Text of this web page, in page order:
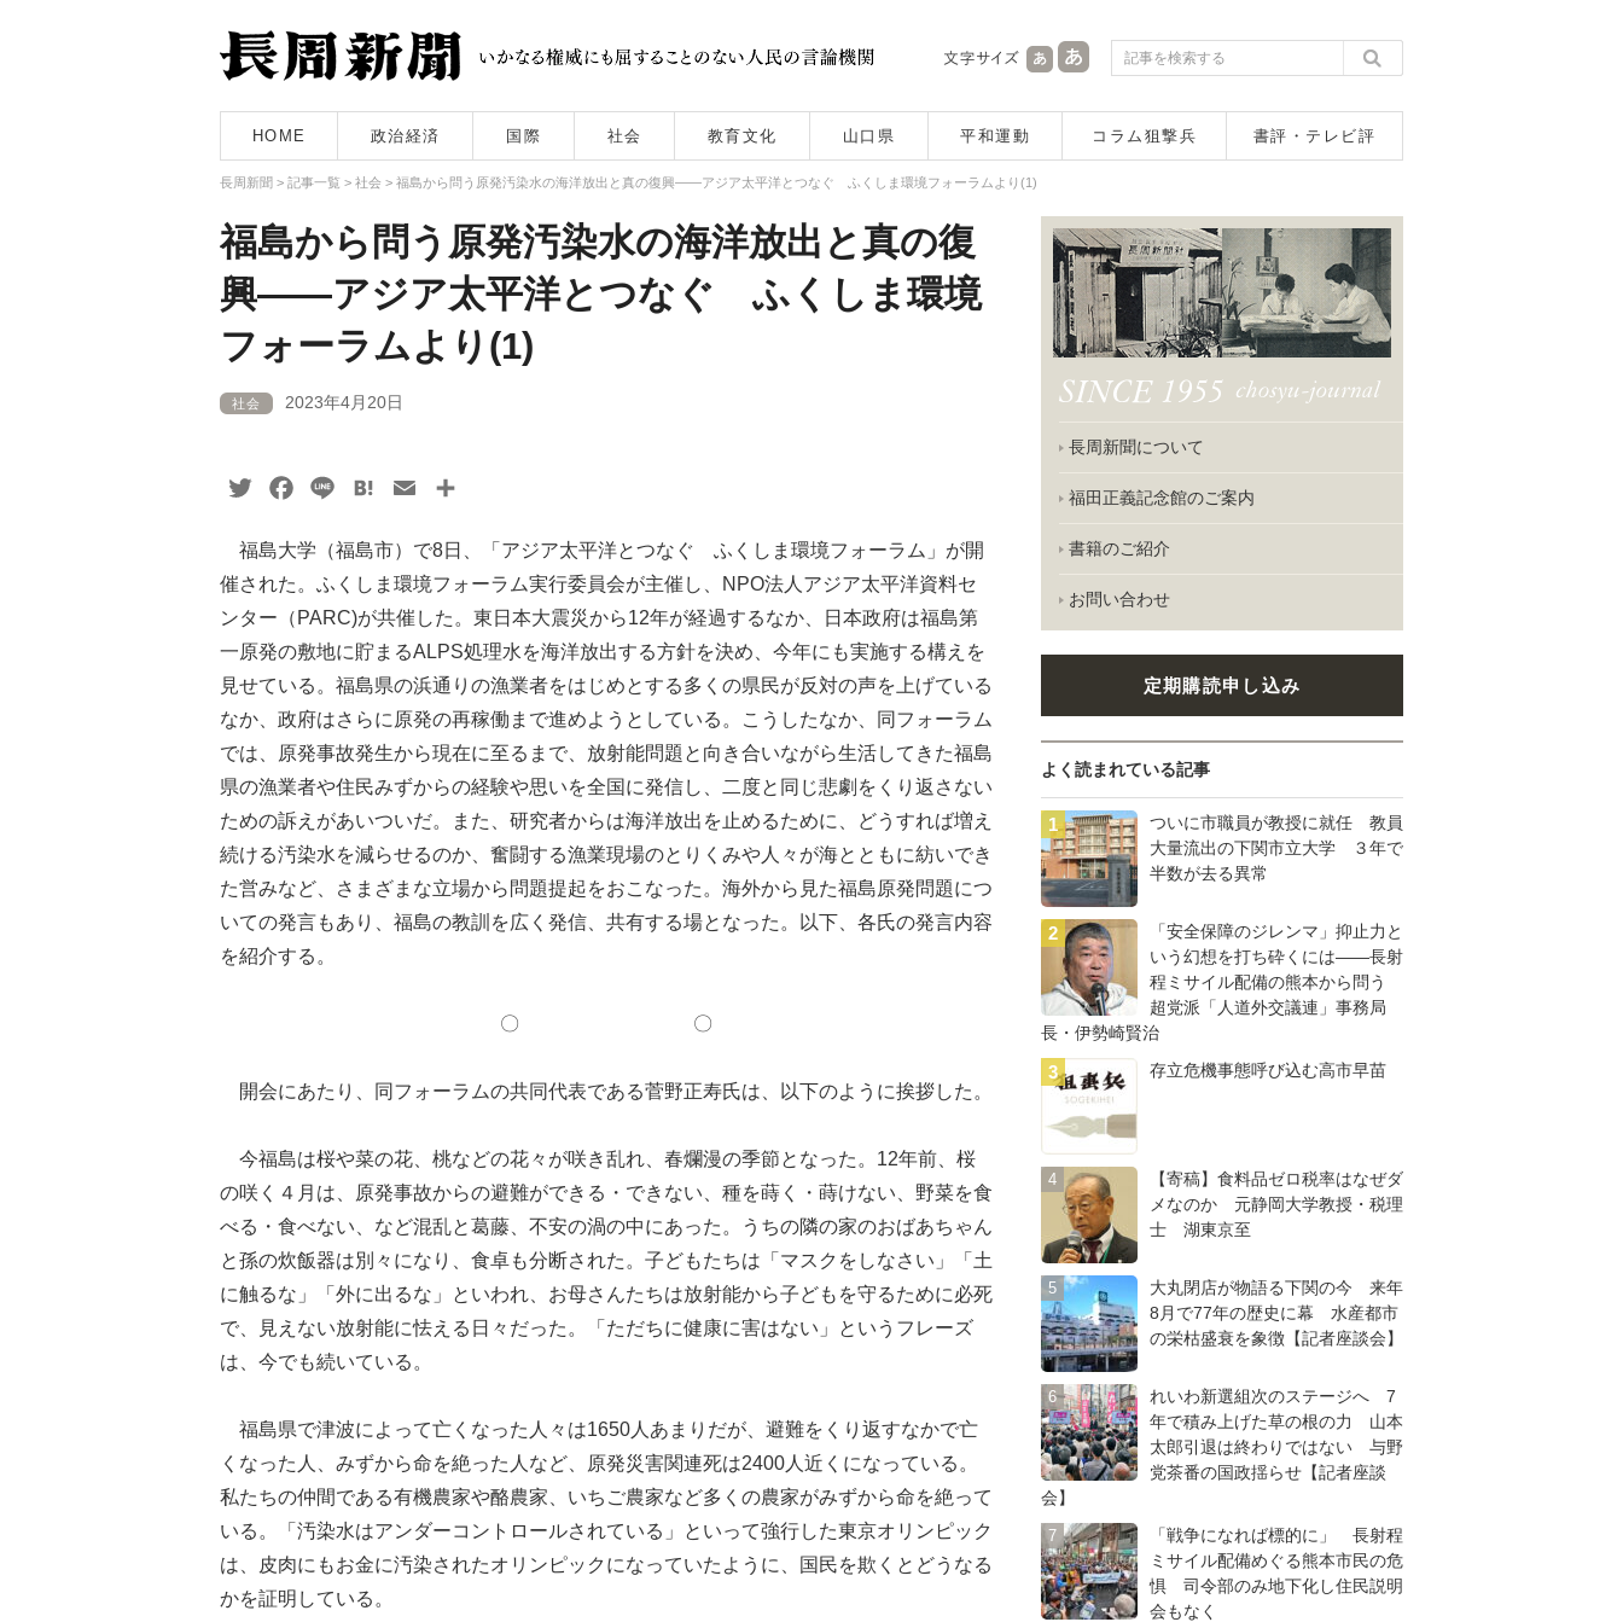
HOME 政治経済 国際 社会 教育文化 山口県 平和運動 コラム狙撃兵 書評・テレビ評
長周新聞 > 記事一覧 > 社会 > 福島から問う原発汚染水の海洋放出と真の復興――アジア太平洋とつなぐ ふくしま環境フォーラムより(1)
福島から問う原発汚染水の海洋放出と真の復
興――アジア太平洋とつなぐ ふくしま環境
フォーラムより(1)
社会 2023年4月20日
TwitterFacebook
Line HatenaEmail
福島大学（福島市）で8日、「アジア太平洋とつなぐ ふくしま環境フォーラム」が開
催された。ふくしま環境フォーラム実行委員会が主催し、NPO法人アジア太平洋資料セ
ンター（PARC)が共催した。東日本大震災から12年が経過するなか、日本政府は福島第
一原発の敷地に貯まるALPS処理水を海洋放出する方針を決め、今年にも実施する構えを
見せている。福島県の浜通りの漁業者をはじめとする多くの県民が反対の声を上げている
なか、政府はさらに原発の再稼働まで進めようとしている。こうしたなか、同フォーラム
では、原発事故発生から現在に至るまで、放射能問題と向き合いながら生活してきた福島
県の漁業者や住民みずからの経験や思いを全国に発信し、二度と同じ悲劇をくり返さない
ための訴えがあいついだ。また、研究者からは海洋放出を止めるために、どうすれば増え
続ける汚染水を減らせるのか、奮闘する漁業現場のとりくみや人々が海とともに紡いでき
た営みなど、さまざまな立場から問題提起をおこなった。海外から見た福島原発問題につ
いての発言もあり、福島の教訓を広く発信、共有する場となった。以下、各氏の発言内容
を紹介する。
〇 〇
開会にあたり、同フォーラムの共同代表である菅野正寿氏は、以下のように挨拶した。
今福島は桜や菜の花、桃などの花々が咲き乱れ、春爛漫の季節となった。12年前、桜
の咲く４月は、原発事故からの避難ができる・できない、種を蒔く・蒔けない、野菜を食
べる・食べない、など混乱と葛藤、不安の渦の中にあった。うちの隣の家のおばあちゃん
と孫の炊飯器は別々になり、食卓も分断された。子どもたちは「マスクをしなさい」「土
に触るな」「外に出るな」といわれ、お母さんたちは放射能から子どもを守るために必死
で、見えない放射能に怯える日々だった。「ただちに健康に害はない」というフレーズ
は、今でも続いている。
福島県で津波によって亡くなった人々は1650人あまりだが、避難をくり返すなかで亡
くなった人、みずから命を絶った人など、原発災害関連死は2400人近くになっている。
私たちの仲間である有機農家や酪農家、いちご農家など多くの農家がみずから命を絶って
いる。「汚染水はアンダーコントロールされている」といって強行した東京オリンピック
は、皮肉にもお金に汚染されたオリンピックになっていたように、国民を欺くとどうなる
かを証明している。
長周新聞について
福田正義記念館のご案内
書籍のご紹介
お問い合わせ
定期購読申し込み
よく読まれている記事
ついに市職員が教授に就任 教員
大量流出の下関市立大学 ３年で
半数が去る異常
「安全保障のジレンマ」抑止力と
いう幻想を打ち砕くには――長射
程ミサイル配備の熊本から問う
超党派「人道外交議連」事務局
長・伊勢崎賢治
存立危機事態呼び込む高市早苗
【寄稿】食料品ゼロ税率はなぜダ
メなのか 元静岡大学教授・税理
士 湖東京至
大丸閉店が物語る下関の今 来年
8月で77年の歴史に幕 水産都市
の栄枯盛衰を象徴【記者座談会】
れいわ新選組次のステージへ 7
年で積み上げた草の根の力 山本
太郎引退は終わりではない 与野
党茶番の国政揺らせ【記者座談
会】
「戦争になれば標的に」 長射程
ミサイル配備めぐる熊本市民の危
惧 司令部のみ地下化し住民説明
会もなく